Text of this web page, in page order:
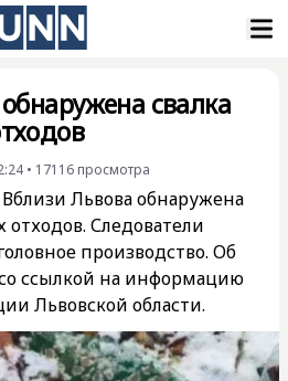
свалка
• 17116 просмотра
Вблизи Львова обнаружена
Следователи
производство. Об
ссылкой на информацию
Львовской области.